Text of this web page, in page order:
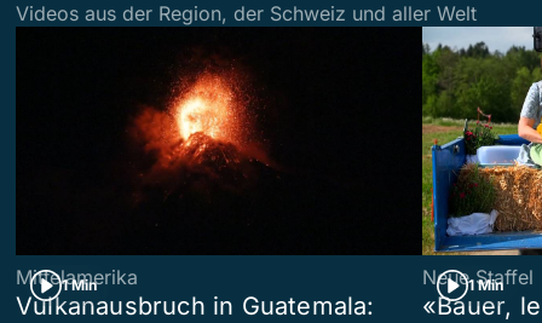
Videos aus der Region, der Schweiz und aller Welt
1 Min
Mittelamerika
Vulkanausbruch in Guatemala:
1 Min
Neue Staffel
«Bauer,